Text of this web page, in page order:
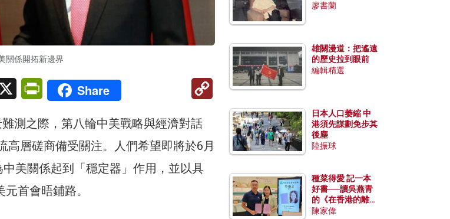
關係開拓新邊界
X PrintFriendly
Share
Copy
Link
測之際，第八輪中美戰略與經濟對話
高層磋商備受關注。人們希望即將於6月
美關係起到「穩定器」作用，並以具
首會晤鋪路。
廖書蘭
雄關漫道：把遙遠
的歷史拉到眼前
編輯精選
日本人口萎縮 中
港須先謀劃免步其
後塵
陸振球
種菜得愛 記一本
好書──讀吳燕青
的《在香港的離島
種菜》
陳家偉